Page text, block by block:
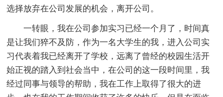
选择放弃在公司发展的机会，离开公司。
一转眼，我在公司参加实习已经一个月了，时间真
是让我们猝不及防，作为一名大学生的我，进入公司实
习代表着我已经离开了学校，远离了曾经的校园生活开
始正视的踏入到社会当中，在公司的这一段时间里，我
经过同事与领导的帮助，我在工作上取得了很大的进